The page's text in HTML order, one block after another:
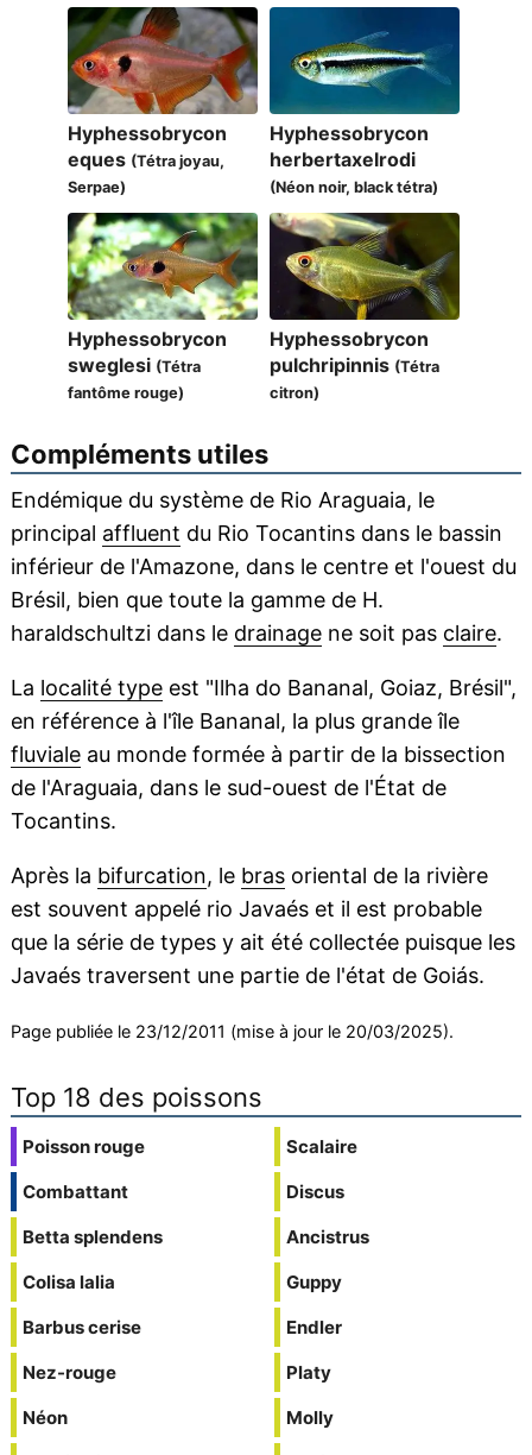
Hyphessobrycon
eques (Tétra joyau,
Serpae)
Hyphessobrycon
herbertaxelrodi
(Néon noir, black tétra)
Hyphessobrycon
sweglesi (Tétra
fantôme rouge)
Hyphessobrycon
pulchripinnis (Tétra
citron)
Compléments utiles
Endémique du système de Rio Araguaia, le
principal affluent du Rio Tocantins dans le bassin
inférieur de l'Amazone, dans le centre et l'ouest du
Brésil, bien que toute la gamme de H.
haraldschultzi dans le drainagene soit pas claire.
La localité typeest "Ilha do Bananal, Goiaz, Brésil",
en référence à l'île Bananal, la plus grande île
fluvialeau monde formée à partir de la bissection
de l'Araguaia, dans le sud-ouest de l'État de
Tocantins.
Après la bifurcation, le brasoriental de la rivière
est souvent appelé rio Javaés et il est probable
que la série de types y ait été collectée puisque les
Javaés traversent une partie de l'état de Goiás.
Page publiée le 23/12/2011 (mise à jour le 20/03/2025).
Top 18 des poissons
Poisson rouge
Combattant
Betta splendens
Colisa lalia
Barbus cerise
Nez-rouge
Néon
Scalaire
Discus
Ancistrus
Guppy
Endler
Platy
Molly